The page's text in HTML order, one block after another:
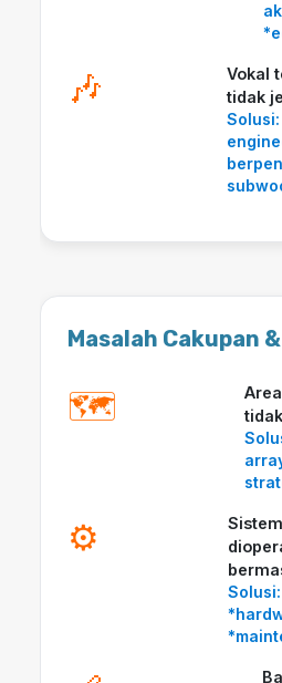
🎶
Vokal
tidak
Masalah Cakupan
🗺️
⚙️